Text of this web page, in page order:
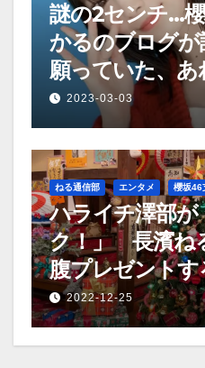
謎の2センチ…
かるのブログ
願っていた、あ
2023-03-03
ねる通信部 エンタメ 櫻坂46
ハライチ澤部が
ク！」 長濱ね
腹プレゼント
2022-12-25